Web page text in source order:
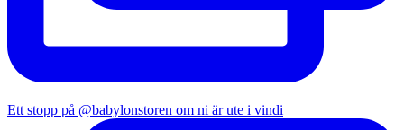
Ett stopp på @babylonstoren om ni är ute i vindi